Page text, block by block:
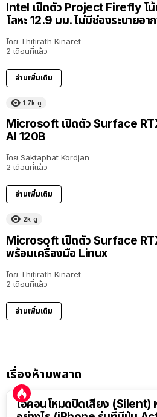
Intel เปิดตัว Project Firefly โน้
โลหะ 12.9 มม. ไม่มีช่องระบายอา
โดย Thitirath Kinaret
2 เดือนที่แล้ว
อ่านเพิ่มเติม
1.7k ดู
Microsoft เปิดตัว Surface
AI 120B
โดย Saktaphat Kordjan
2 เดือนที่แล้ว
อ่านเพิ่มเติม
2k ดู
Microsoft เปิดตัว Surface
พร้อมเครื่องมือ Linux
โดย Thitirath Kinaret
2 เดือนที่แล้ว
อ่านเพิ่มเติม
เรื่องห้ามพลาด
ไอคอนโหมดปิดเสียง (Silent)